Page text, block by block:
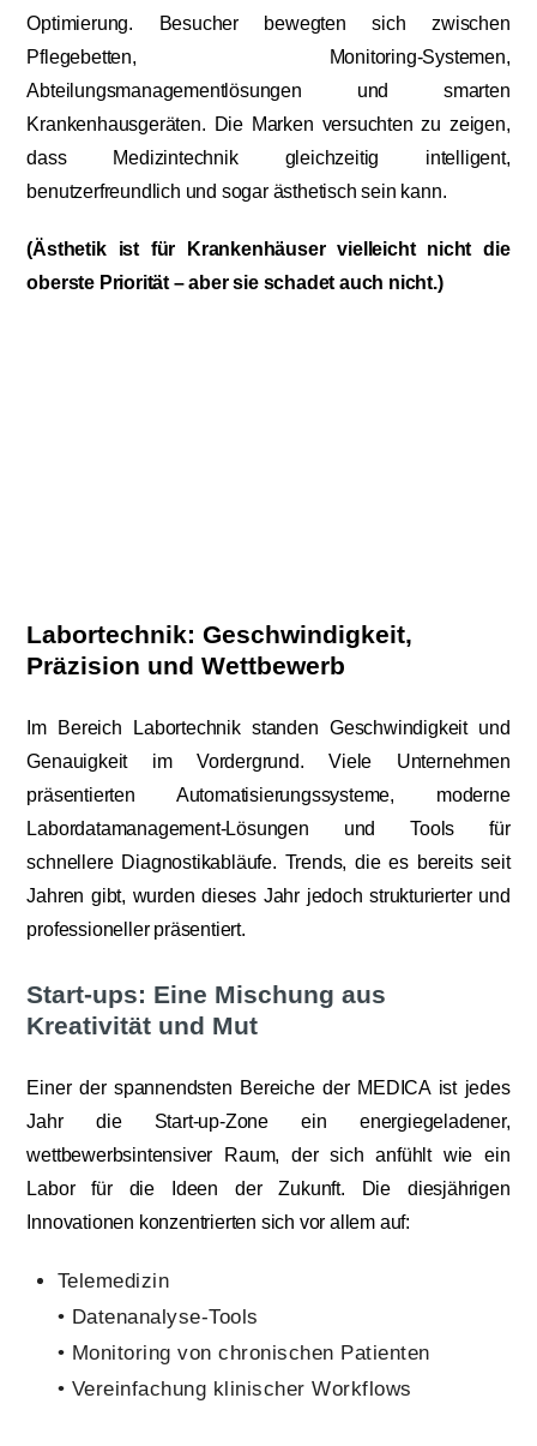
Optimierung. Besucher bewegten sich zwischen
Pflegebetten, Monitoring-Systemen,
Abteilungsmanagementlösungen und smarten
Krankenhausgeräten. Die Marken versuchten zu zeigen,
dass Medizintechnik gleichzeitig intelligent,
benutzerfreundlich und sogar ästhetisch sein kann.
(Ästhetik ist für Krankenhäuser vielleicht nicht die
oberste Priorität – aber sie schadet auch nicht.)
Labortechnik: Geschwindigkeit,
Präzision und Wettbewerb
Im Bereich Labortechnik standen Geschwindigkeit und
Genauigkeit im Vordergrund. Viele Unternehmen
präsentierten Automatisierungssysteme, moderne
Labordatamanagement-Lösungen und Tools für
schnellere Diagnostikabläufe. Trends, die es bereits seit
Jahren gibt, wurden dieses Jahr jedoch strukturierter und
professioneller präsentiert.
Start-ups: Eine Mischung aus
Kreativität und Mut
Einer der spannendsten Bereiche der MEDICA ist jedes
Jahr die Start-up-Zone ein energiegeladener,
wettbewerbsintensiver Raum, der sich anfühlt wie ein
Labor für die Ideen der Zukunft. Die diesjährigen
Innovationen konzentrierten sich vor allem auf:
Telemedizin
• Datenanalyse-Tools
• Monitoring von chronischen Patienten
• Vereinfachung klinischer Workflows